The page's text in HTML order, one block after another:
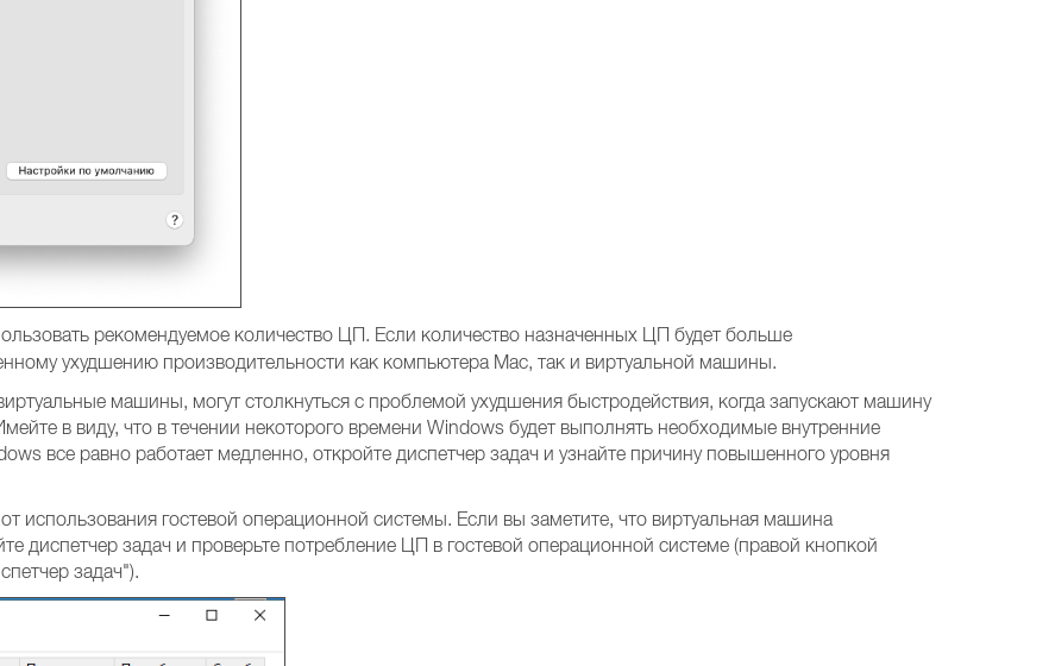
рекомендуемое количество ЦП. Если количество назначенных ЦП будет больше
ухудшению производительности как компьютера Mac, так и виртуальной машины.
машины, могут столкнуться с проблемой ухудшения быстродействия, когда запускают машину
в виду, что в течении некоторого времени Windows будет выполнять необходимые внутренние
все равно работает медленно, откройте диспетчер задач и узнайте причину повышенного уровня
использования гостевой операционной системы. Если вы заметите, что виртуальная машина
диспетчер задач и проверьте потребление ЦП в гостевой операционной системе (правой кнопкой
задач").